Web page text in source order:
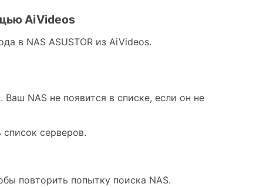
AiVideos
в NAS ASUSTOR из AiVideos.
NAS не появится в списке, если он не
серверов.
повторить попытку поиска NAS.